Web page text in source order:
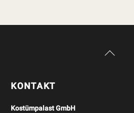
Back
KONTAKT
Kostümpalast GmbH